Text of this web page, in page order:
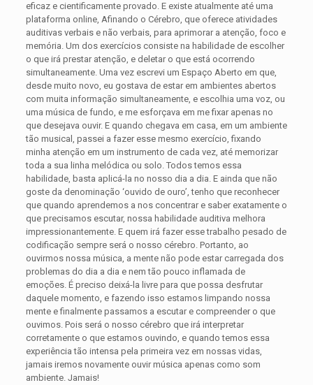
eficaz e cientificamente provado. E existe atualmente até uma
plataforma online, Afinando o Cérebro, que oferece atividades
auditivas verbais e não verbais, para aprimorar a atenção, foco e
memória. Um dos exercícios consiste na habilidade de escolher
o que irá prestar atenção, e deletar o que está ocorrendo
simultaneamente. Uma vez escrevi um Espaço Aberto em que,
desde muito novo, eu gostava de estar em ambientes abertos
com muita informação simultaneamente, e escolhia uma voz, ou
uma música de fundo, e me esforçava em me fixar apenas no
que desejava ouvir. E quando chegava em casa, em um ambiente
tão musical, passei a fazer esse mesmo exercício, fixando
minha atenção em um instrumento de cada vez, até memorizar
toda a sua linha melódica ou solo. Todos temos essa
habilidade, basta aplicá-la no nosso dia a dia. E ainda que não
goste da denominação ‘ouvido de ouro’, tenho que reconhecer
que quando aprendemos a nos concentrar e saber exatamente o
que precisamos escutar, nossa habilidade auditiva melhora
impressionantemente. E quem irá fazer esse trabalho pesado de
codificação sempre será o nosso cérebro. Portanto, ao
ouvirmos nossa música, a mente não pode estar carregada dos
problemas do dia a dia e nem tão pouco inflamada de
emoções. É preciso deixá-la livre para que possa desfrutar
daquele momento, e fazendo isso estamos limpando nossa
mente e finalmente passamos a escutar e compreender o que
ouvimos. Pois será o nosso cérebro que irá interpretar
corretamente o que estamos ouvindo, e quando temos essa
experiência tão intensa pela primeira vez em nossas vidas,
jamais iremos novamente ouvir música apenas como som
ambiente. Jamais!